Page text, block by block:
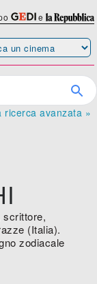
e
ricerca avanzata »
scrittore,
(Italia).
zodiacale